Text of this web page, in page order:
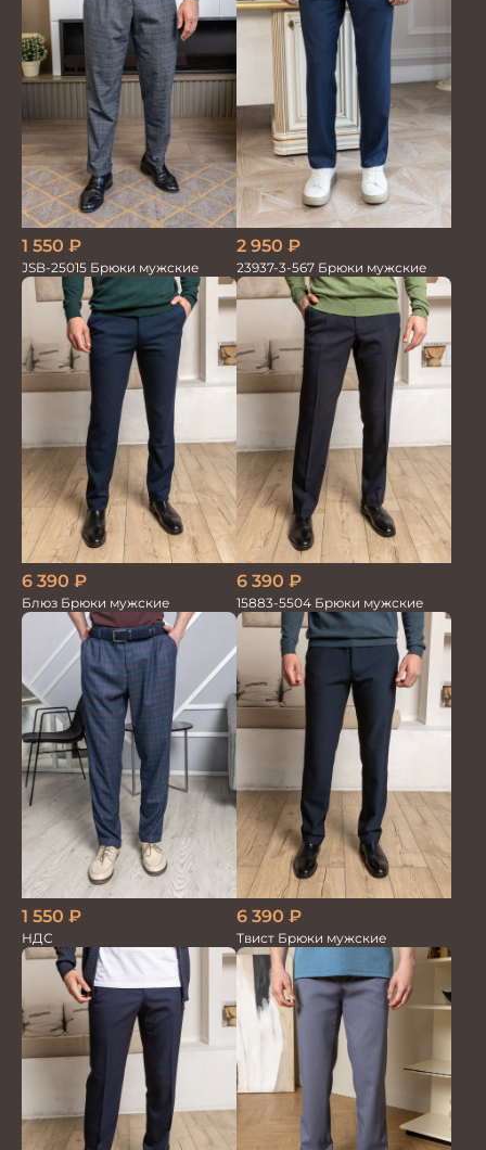
1 550 ₽
JSB-25015 Брюки мужские
2 950 ₽
23937-3-567 Брюки мужские
6 390 ₽
Блюз Брюки мужские
6 390 ₽
15883-5504 Брюки мужские
1 550 ₽
НДС
6 390 ₽
Твист Брюки мужские